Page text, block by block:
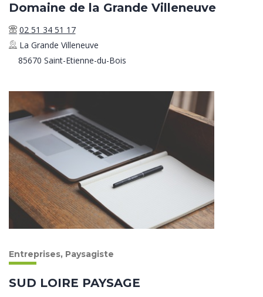
Domaine de la Grande Villeneuve
02 51 34 51 17
La Grande Villeneuve
85670 Saint-Etienne-du-Bois
Entreprises, Paysagiste
SUD LOIRE PAYSAGE